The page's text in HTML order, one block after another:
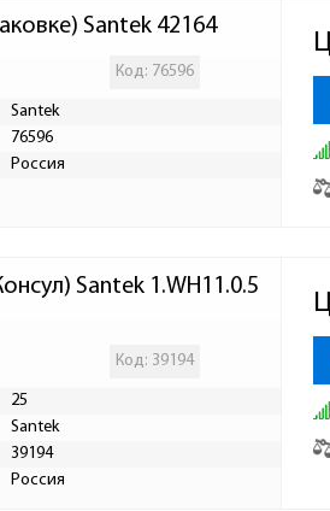
Santek 42164
Код: 76596
Santek
76596
Россия
Santek 1.WH11.0.5
Код: 39194
25
Santek
39194
Россия